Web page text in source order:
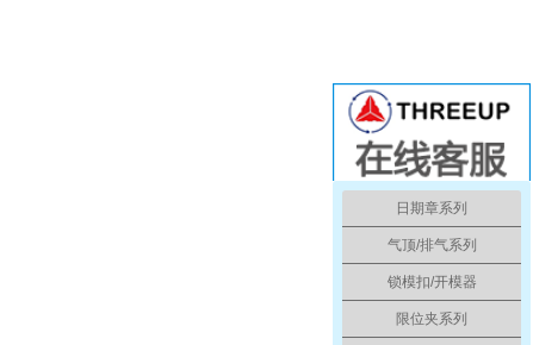
日期章系列
气顶/排气系列
锁模扣/开模器
限位夹系列